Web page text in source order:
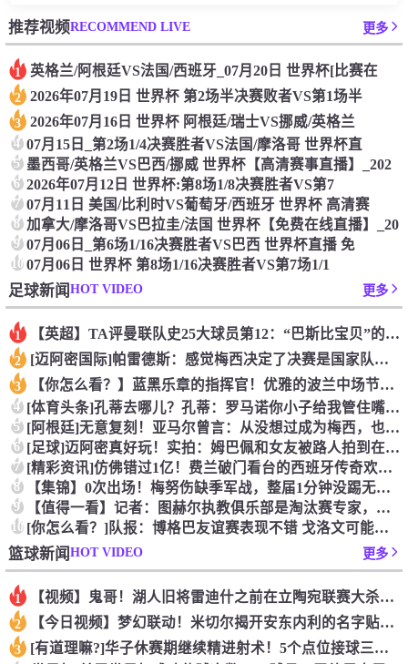
推荐视频RECOMMEND LIVE 更多
1 英格兰/阿根廷VS法国/西班牙_07月20日 世界杯[比赛在
2 2026年07月19日 世界杯 第2场半决赛败者VS第1场半
3 2026年07月16日 世界杯 阿根廷/瑞士VS挪威/英格兰
4 07月15日_第2场1/4决赛胜者VS法国/摩洛哥 世界杯直
5 墨西哥/英格兰VS巴西/挪威 世界杯【高清赛事直播】_202
6 2026年07月12日 世界杯:第8场1/8决赛胜者VS第7
7 07月11日 美国/比利时VS葡萄牙/西班牙 世界杯 高清赛
8 加拿大/摩洛哥VS巴拉圭/法国 世界杯【免费在线直播】_20
9 07月06日_第6场1/16决赛胜者VS巴西 世界杯直播 免
1007月06日 世界杯 第8场1/16决赛胜者VS第7场1/1
足球新闻HOT VIDEO 更多
1 【英超】TA评曼联队史25大球员第12：“巴斯比宝贝”的绝佳
2 [迈阿密国际]帕雷德斯：感觉梅西决定了决赛是国家队最后一战，
3 【你怎么看？】蓝黑乐章的指挥官！优雅的波兰中场节拍器！
4 [体育头条]孔蒂去哪儿？孔蒂：罗马诺你小子给我管住嘴哈！
5 [阿根廷]无意复刻！亚马尔曾言：从没想过成为梅西，也不会穿他
6 [足球]迈阿密真好玩！实拍：姆巴佩和女友被路人拍到在夜店狂欢
7 [精彩资讯]仿佛错过1亿！费兰破门看台的西班牙传奇欢呼，拉莫
8 【集锦】0次出场！梅努伤缺季军战，整届1分钟没踢无缘世界杯首
9 【值得一看】记者：图赫尔执教俱乐部是淘汰赛专家，但在真正压力
10 [你怎么看？]队报：博格巴友谊赛表现不错 戈洛文可能加盟沙特
篮球新闻HOT VIDEO 更多
1 【视频】鬼哥！湖人旧将雷迪什之前在立陶宛联赛大杀四方
2 【今日视频】梦幻联动！米切尔揭开安东内利的名字贴纸！
3 [有道理嘛?]华子休赛期继续精进射术！5个点位接球三分全部命